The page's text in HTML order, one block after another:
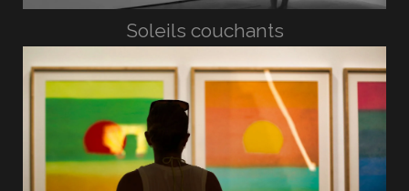
Soleils couchants